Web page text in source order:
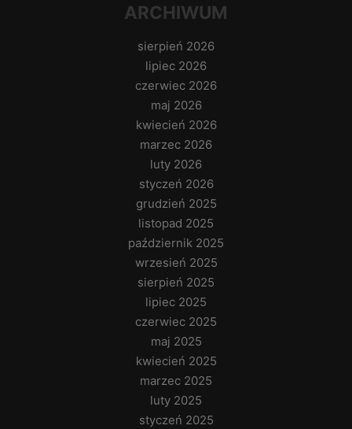
ARCHIWUM
sierpień 2026
lipiec 2026
czerwiec 2026
maj 2026
kwiecień 2026
marzec 2026
luty 2026
styczeń 2026
grudzień 2025
listopad 2025
październik 2025
wrzesień 2025
sierpień 2025
lipiec 2025
czerwiec 2025
maj 2025
kwiecień 2025
marzec 2025
luty 2025
styczeń 2025